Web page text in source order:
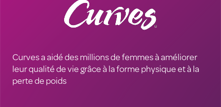
Curves a aidé des millions de femmes à améliorer
leur qualité de vie grâce à la forme physique et à la
perte de poids